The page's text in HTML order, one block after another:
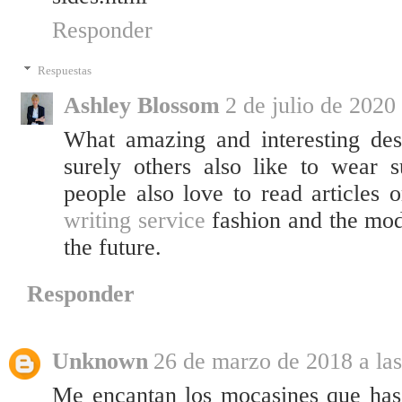
Responder
Respuestas
Ashley Blossom 2 de julio de 2020
What amazing and interesting
surely others also like to wear
people also love to read articles
writing service fashion and the
the future.
Responder
Unknown 26 de marzo de 2018 a
Me encantan los mocasines que